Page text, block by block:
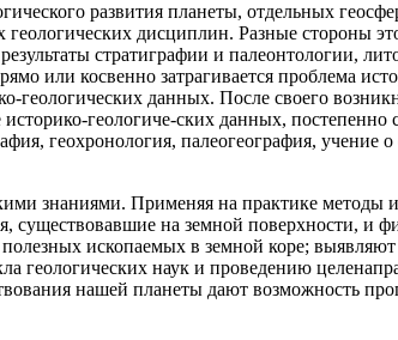
развития планеты, отдельных
дисциплин. Разные стороны
стратиграфии и палеонтологии,
или косвенно затрагивается проблема
геологических данных. После своего
геологиче-ских данных,
геохронология, палеогеография, учение
знаниями. Применяя на практике методы
существовавшие на земной поверхности, и
ископаемых в земной коре;
геологических наук и проведению
нашей планеты дают возможность